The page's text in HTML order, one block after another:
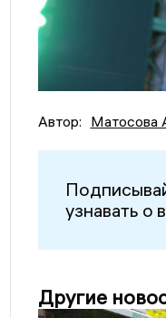
Автор: Матосова
узнавать о
Другие